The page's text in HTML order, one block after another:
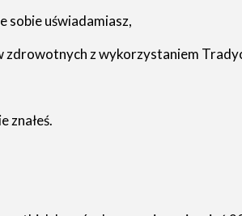
sobie uświadamiasz,
z wykorzystaniem
znałeś.